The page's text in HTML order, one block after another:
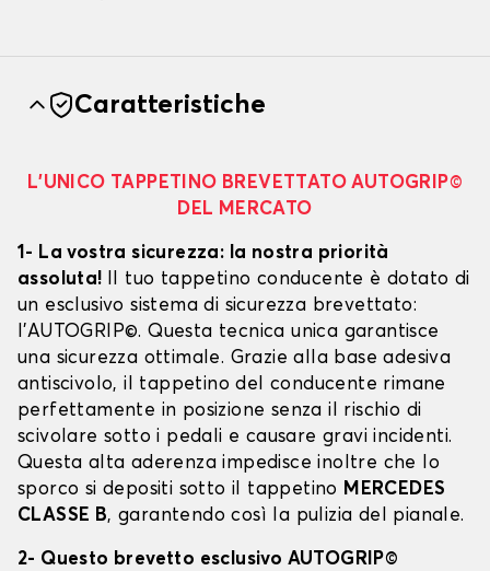
Caratteristiche
L’UNICO TAPPETINO BREVETTATO AUTOGRIP©
DEL MERCATO
1- La vostra sicurezza: la nostra priorità
assoluta! Il tuo tappetino conducente è dotato di
un esclusivo sistema di sicurezza brevettato:
l’AUTOGRIP©. Questa tecnica unica garantisce
una sicurezza ottimale. Grazie alla base adesiva
antiscivolo, il tappetino del conducente rimane
perfettamente in posizione senza il rischio di
scivolare sotto i pedali e causare gravi incidenti.
Questa alta aderenza impedisce inoltre che lo
sporco si depositi sotto il tappetino MERCEDES
CLASSE B, garantendo così la pulizia del pianale.
2- Questo brevetto esclusivo AUTOGRIP©